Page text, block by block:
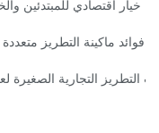
تعظيم الكفاءة: شرح
خيار اقتصادي للمبتدئين
فوائد استخدام ماكينة
ماكينة التطريز متعددة
إتقان
التطريز التجارية الصغيرة